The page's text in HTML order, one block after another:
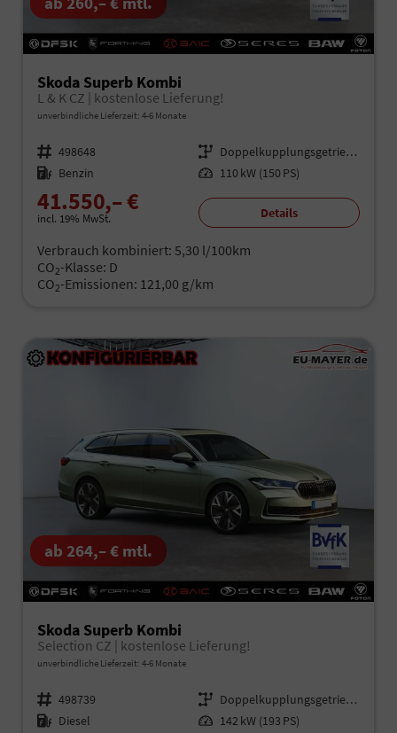
Skoda Superb Kombi
L & K CZ | kostenlose Lieferung!
unverbindliche Lieferzeit: 4-6 Monate
Fahrzeugnr. 498648 Getriebe
Doppelkupplungsgetriebe (DSG)
Kraftstoff Benzin Leistung 110 kW (150 PS)
41.550,– €
incl. 19% MwSt. Details
Verbrauch kombiniert: 5,30 l/100km
CO2-Klasse: D
CO2-Emissionen: 121,00 g/km
ab 264,– € mtl.
Skoda Superb Kombi
Selection CZ | kostenlose Lieferung!
unverbindliche Lieferzeit: 4-6 Monate
Fahrzeugnr. 498739 Getriebe
Doppelkupplungsgetriebe (DSG)
Kraftstoff Diesel Leistung 142 kW (193 PS)